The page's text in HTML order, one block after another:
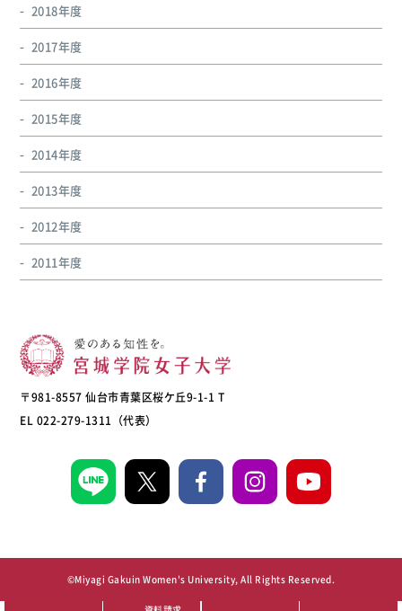
2018年度
2017年度
2016年度
2015年度
2014年度
2013年度
2012年度
2011年度
〒981-8557 仙台市青葉区桜ケ丘9-1-1 T
EL 022-279-1311（代表）
©Miyagi Gakuin Women's University, All Rights Reserved.